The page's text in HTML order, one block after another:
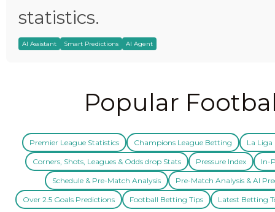
statistics.
AI Assistant Smart Predictions AI Agent
Popular
Premier League Statistics Champions League Betting La Liga
Corners, Shots, Leagues & Odds drop Stats Pressure Index In-
Schedule & Pre-Match Analysis Pre-Match Analysis & AI
Over 2.5 Goals Predictions Football Betting Tips Latest Betting